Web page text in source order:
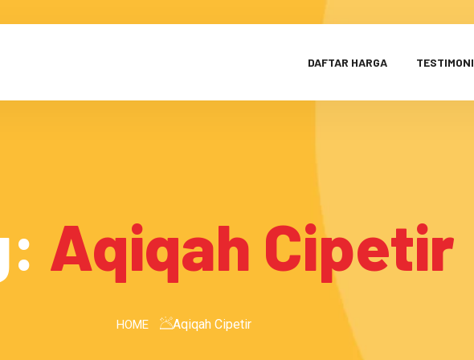
DAFTAR HARGA TESTIMONI
Aqiqah Cipetir
HOME Aqiqah Cipetir